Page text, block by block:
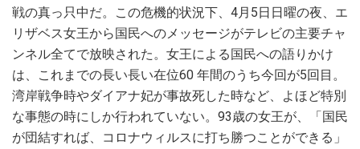
戦の真っ只中だ。この危機的状況下、4月5日日曜の夜、エ
リザベス女王から国民へのメッセージがテレビの主要チャ
ンネル全てで放映された。女王による国民への語りかけ
は、これまでの長い長い在位60 年間のうち今回が5回目。
湾岸戦争時やダイアナ妃が事故死した時など、よほど特別
な事態の時にしか行われていない。93歳の女王が、「国民
が団結すれば、コロナウィルスに打ち勝つことができる」